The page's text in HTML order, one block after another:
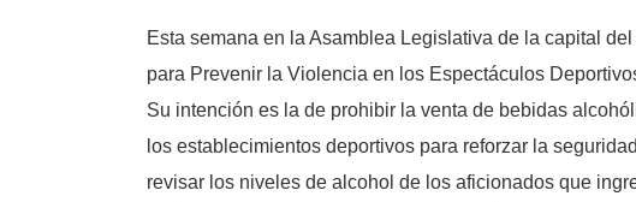
Esta semana en la Asamblea Legislativa de la capital
para Prevenir la Violencia en los Espectáculos
Su intención es la de prohibir la venta de bebidas
los establecimientos deportivos para reforzar la
revisar los niveles de alcohol de los aficionados que